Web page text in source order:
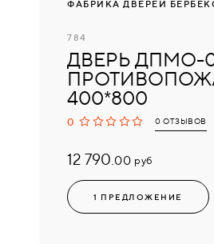
ФАБРИКА ДВЕРЕЙ
784
ДВЕРЬ ДПМО-
400*800
0 0 ОТЗЫВОВ
12 790.00руб
1 ПРЕДЛОЖЕНИЕ